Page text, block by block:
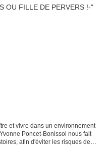
et vivre dans un environnement
Poncet-Bonissol nous fait
afin d'éviter les risques de